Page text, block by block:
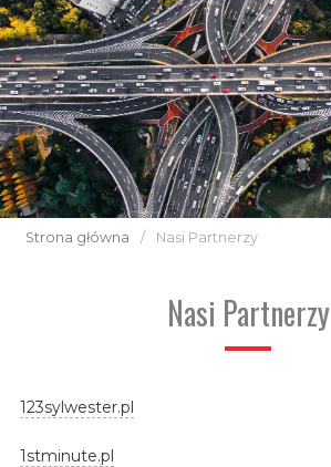
Strona główna / Nasi Partnerzy
Nasi Partnerzy
123sylwester.pl
1stminute.pl